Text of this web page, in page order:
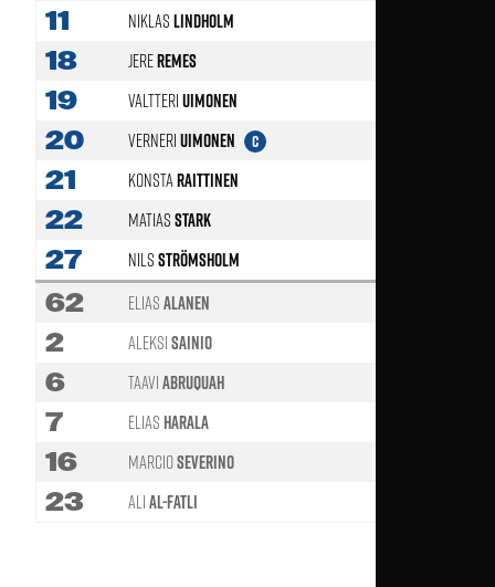
11 NiklasLindholm
18 JereRemes
19 ValtteriUimonen
20 VerneriUimonen C
21 KonstaRaittinen
22 MatiasStark
27 NilsStrömsholm
62 EliasAlanen
2 AleksiSainio
6 TaaviAbruquah
7 EliasHarala
16 MarcioSeverino
23 AliAl-Fatli